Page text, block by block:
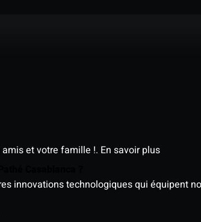
et votre famille !. En savoir plus
innovations technologiques qui équipent